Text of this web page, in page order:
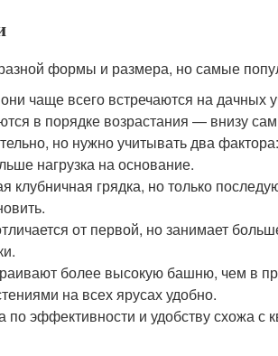
формы и размера, но самые
чаще всего встречаются на дачных
в порядке возрастания — внизу
но нужно учитывать два
нагрузка на основание.
грядка, но только
от первой, но занимает
более высокую башню, чем в
на всех ярусах удобно.
по эффективности и удобству схожа с